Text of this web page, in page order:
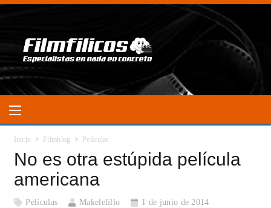
Inicio Filmblog Películas
No es otra estúpida película
americana
Películas Makelelillo
1 de junio de 2014